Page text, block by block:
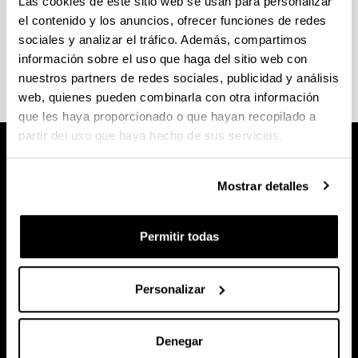
el contenido y los anuncios, ofrecer funciones de redes
sociales y analizar el tráfico. Además, compartimos
información sobre el uso que haga del sitio web con
nuestros partners de redes sociales, publicidad y análisis
web, quienes pueden combinarla con otra información
que les haya proporcionado o que hayan recopilado a
partir del uso que haya hecho de sus servicios.
Mostrar detalles
Permitir todas
Personalizar
Denegar
los SGIker, cualquier otra petición sera
desestimada
Compras